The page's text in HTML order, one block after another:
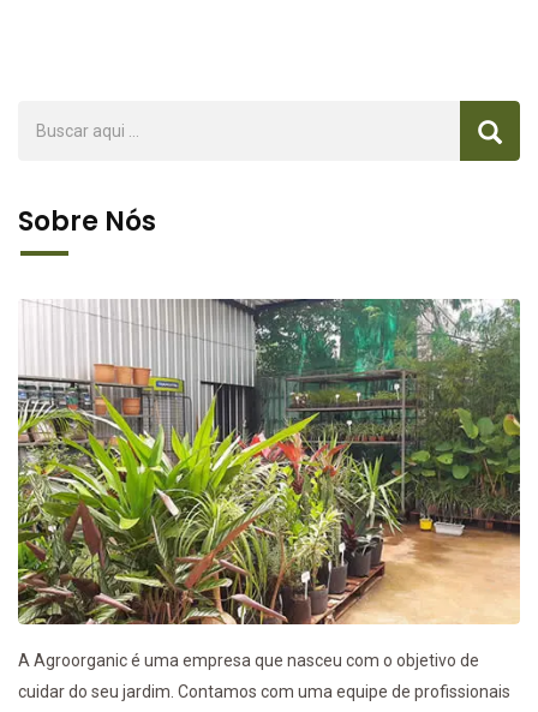
Sobre Nós
A Agroorganic é uma empresa que nasceu com o objetivo de
cuidar do seu jardim. Contamos com uma equipe de profissionais